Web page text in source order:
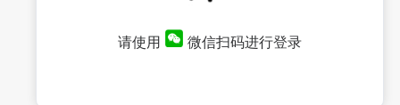
请使用 微信扫码进行登录